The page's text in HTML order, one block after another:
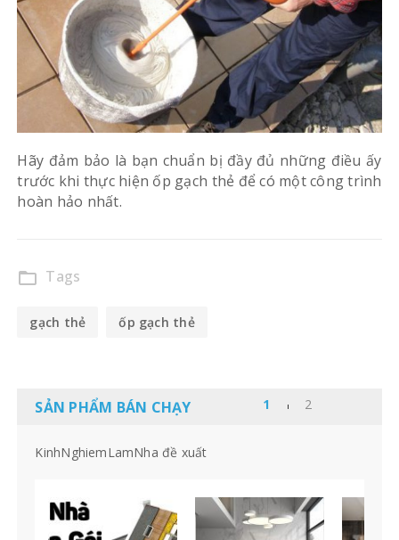
Hãy đảm bảo là bạn chuẩn bị đầy đủ những điều ấy
trước khi thực hiện ốp gạch thẻ để có một công trình
hoàn hảo nhất.
folder_open Tags
gạch thẻ ốp gạch thẻ
SẢN PHẨM BÁN CHẠY
KinhNghiemLamNha đề xuất